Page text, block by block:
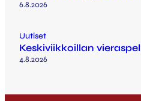
6.8.2026
Uutiset
Keskiviikkoillan
4.8.2026